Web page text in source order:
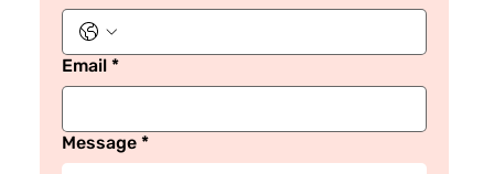
Email *
Message *